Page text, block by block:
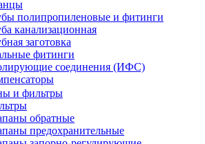
полипропиленовые и фитинги
канализационная
заготовка
фитинги
соединения (ИФС)
и фильтры
обратные
предохранительные